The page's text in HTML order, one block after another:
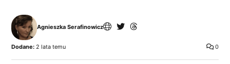
Agnieszka Serafinowicz
0
Dodane: 2 lata temu